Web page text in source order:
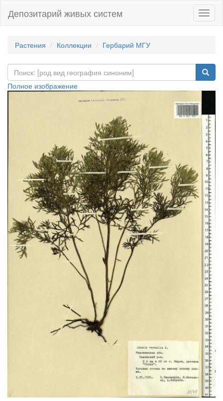
Депозитарий живых систем
Растения Коллекции Гербарий МГУ
Полное изображение